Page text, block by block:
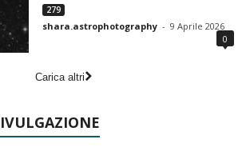
279
shara.astrophotography - 9 Aprile 2026
0
Carica altri